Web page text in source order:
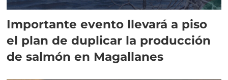
Importante evento llevará a piso
el plan de duplicar la producción
de salmón en Magallanes